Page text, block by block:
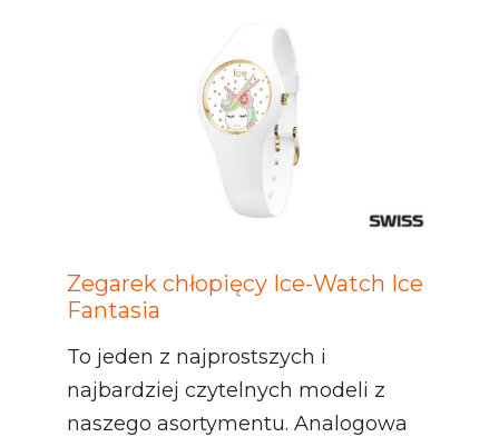
Zegarek chłopięcy Ice-Watch Ice
Fantasia
To jeden z najprostszych i
najbardziej czytelnych modeli z
naszego asortymentu. Analogowa